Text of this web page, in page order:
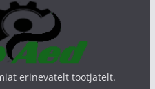
erinevatelt tootjatelt.